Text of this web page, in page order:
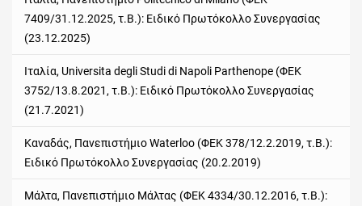
7409/31.12.2025, τ.Β.): Ειδικό Πρωτόκολλο Συνεργασίας
(23.12.2025)
Ιταλία, Universita degli Studi di Napoli Parthenope (ΦΕΚ
3752/13.8.2021, τ.Β.): Ειδικό Πρωτόκολλο Συνεργασίας
(21.7.2021)
Καναδάς, Πανεπιστήμιο Waterloo (ΦΕΚ 378/12.2.2019, τ.Β.):
Ειδικό Πρωτόκολλο Συνεργασίας (20.2.2019)
Μάλτα, Πανεπιστήμιο Μάλτας (ΦΕΚ 4334/30.12.2016, τ.Β.):